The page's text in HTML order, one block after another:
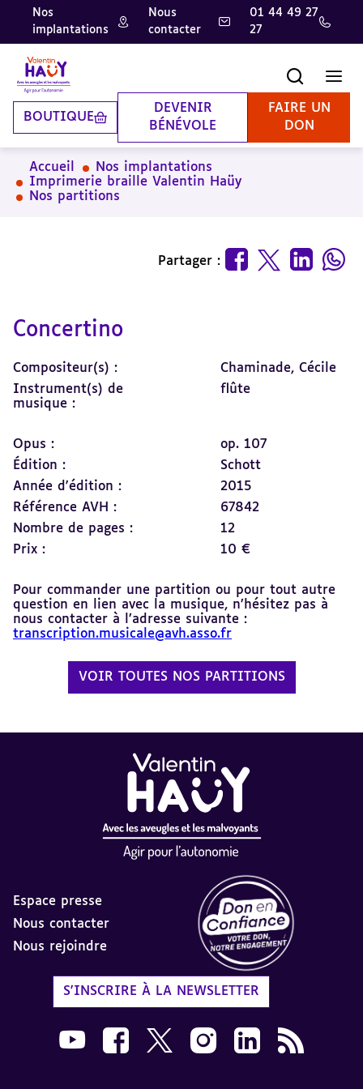
Aller
contenu
principal
Aller
pied
de
page
Aller
la
recherche
Nos
implantations
Nous
contacter
01 44 49 27
27
BOUTIQUE
DEVENIR
BÉNÉVOLE
FAIRE UN
DON
Accueil
Nos implantations
Imprimerie braille Valentin Haüy
Nos partitions
Partager :
Concertino
Compositeur(s) :
Chaminade, Cécile
Instrument(s) de
musique :
flûte
Opus :
op. 107
Édition :
Schott
Année d'édition :
2015
Référence AVH :
67842
Nombre de pages :
12
Prix :
10 €
Pour commander une partition ou pour tout autre
question en lien avec la musique, n’hésitez pas à
nous contacter à l’adresse suivante :
transcription.musicale@avh.asso.fr
VOIR TOUTES NOS PARTITIONS
Espace presse
Nous contacter
Nous rejoindre
S'INSCRIRE À LA NEWSLETTER
Nous suivre sur Youtube AVH dans une
Nous suivre sur Facebook AVH dans
Nous suivre sur X AVH dans une
Nous suivre sur Instagram
Nous suivre sur
Flux RSS